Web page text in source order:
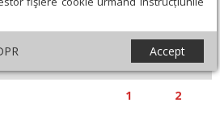
Accept
»
2025
S D
1 2